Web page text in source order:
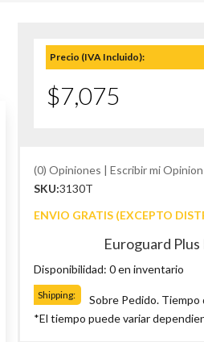
Precio (IVA Incluido):
$7,075
(0) Opiniones | Escribir mi Opinion
SKU:3130T
ENVIO GRATIS (EXCEPTO
Euroguard
Disponibilidad: 0 en inventario
Shipping:
Sobre Pedido. Tiempo
*El tiempo puede variar